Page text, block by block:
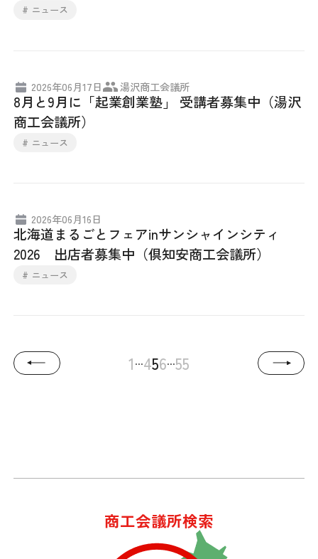
# ニュース
2026年06月17日 湯沢商工会議所
8月と9月に「起業創業塾」 受講者募集中（湯沢
商工会議所）
# ニュース
2026年06月16日
北海道まるごとフェアinサンシャインシティ
2026 出店者募集中（倶知安商工会議所）
# ニュース
1...456...55
商工会議所検索